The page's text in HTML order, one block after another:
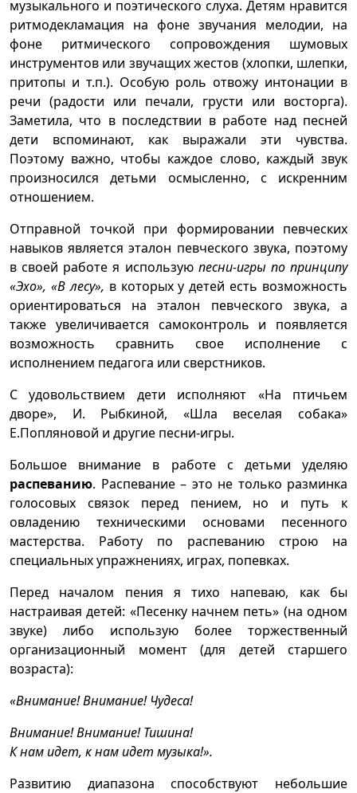
музыкального и поэтического слуха. Детям нравится
ритмодекламация на фоне звучания мелодии, на
фоне ритмического сопровождения шумовых
инструментов или звучащих жестов (хлопки, шлепки,
притопы и т.п.). Особую роль отвожу интонации в
речи (радости или печали, грусти или восторга).
Заметила, что в последствии в работе над песней
дети вспоминают, как выражали эти чувства.
Поэтому важно, чтобы каждое слово, каждый звук
произносился детьми осмысленно, с искренним
отношением.
Отправной точкой при формировании певческих
навыков является эталон певческого звука, поэтому
в своей работе я использую песни-игры по принципу
«Эхо», «В лесу», в которых у детей есть возможность
ориентироваться на эталон певческого звука, а
также увеличивается самоконтроль и появляется
возможность сравнить свое исполнение с
исполнением педагога или сверстников.
С удовольствием дети исполняют «На птичьем
дворе», И. Рыбкиной, «Шла веселая собака»
Е.Попляновой и другие песни-игры.
Большое внимание в работе с детьми уделяю
распеванию. Распевание – это не только разминка
голосовых связок перед пением, но и путь к
овладению техническими основами песенного
мастерства. Работу по распеванию строю на
специальных упражнениях, играх, попевках.
Перед началом пения я тихо напеваю, как бы
настраивая детей: «Песенку начнем петь» (на одном
звуке) либо использую более торжественный
организационный момент (для детей старшего
возраста):
«Внимание! Внимание! Чудеса!
Внимание! Внимание! Тишина!
К нам идет, к нам идет музыка!».
Развитию диапазона способствуют небольшие